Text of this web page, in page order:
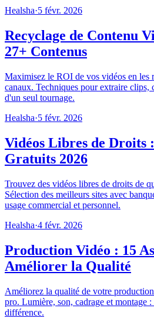
Healsha·5 févr. 2026
Recyclage de Contenu
27+ Contenus
Maximisez le ROI de vos vidéos en les
canaux. Techniques pour extraire clips,
d'un seul tournage.
Healsha·5 févr. 2026
Vidéos Libres de Droits
Gratuits 2026
Trouvez des vidéos libres de droits de
Sélection des meilleurs sites avec
usage commercial et personnel.
Healsha·4 févr. 2026
Production Vidéo : 15
Améliorer la Qualité
Améliorez la qualité de votre
pro. Lumière, son, cadrage et montage
différence.